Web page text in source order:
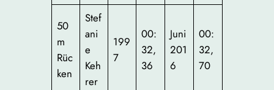
50
m
Rüc
ken
Stef
ani
e
Keh
rer
199
7
00:
32,
36
Juni
201
6
00:
32,
70